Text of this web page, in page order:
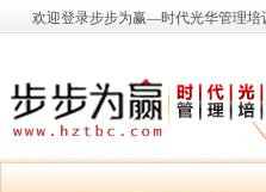
欢迎登录步步为赢—时代光华管理培